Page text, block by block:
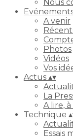
Nous
A venir
Photos
Vidéos
Vos
Actus ▴▾
La
A lire,
Technique ▴
Essais